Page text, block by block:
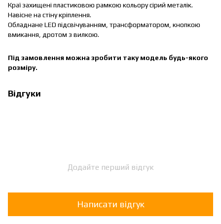
Краї захищені пластиковою рамкою кольору сірий металік.
Навісне на стіну кріплення.
Обладнане LED підсвічуванням, трансформатором, кнопкою
вмикання, дротом з вилкою.
Під замовлення можна зробити таку модель будь-якого
розміру.
Відгуки
Додайте перший відгук
Написати відгук